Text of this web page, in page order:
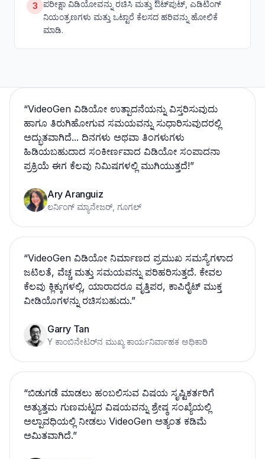
3 ಪರೀಕ್ಷಾ ವಿಡಿಯೋವನ್ನು ರಚಿಸಿ ಮತ್ತು ಔಟ್‌ಪುಟ್, ಎಡಿಟಿಂಗ್
ನಿಯಂತ್ರಣಗಳು ಮತ್ತು ಒಟ್ಟಾರೆ ಕೆಲಸದ ಹರಿವನ್ನು ಹೋಲಿಕೆ
ಮಾಡಿ.
“VideoGen ವಿಡಿಯೋ ಉತ್ಪಾದನೆಯನ್ನು ವಿಸ್ತರಿಸುವುದು
ಹಾಗೂ ತಿರುಗಿಹೋಗುವ ಸಮಯವನ್ನು ಸುಧಾರಿಸುವುದರಲ್ಲಿ
ಅದ್ಭುತವಾಗಿದೆ... ದಿನಗಳು ಅಥವಾ ತಿಂಗಳುಗಳು
ಹಿಡಿಯಬಹುದಾದ ಸಂಕೀರ್ಣವಾದ ವಿಡಿಯೋ ಸಂಪಾದನಾ
ಪ್ರಕ್ರಿಯೆ ಈಗ ಕೆಲವು ನಿಮಿಷಗಳಲ್ಲಿ ಮುಗಿಯುತ್ತದೆ!”
Ary Aranguiz
ಲರ್ನಿಂಗ್ ಮ್ಯಾನೇಜರ್, ಗೂಗಲ್
“VideoGen ವಿಡಿಯೋ ನಿರ್ಮಾಣದ ಪ್ರಮುಖ ಸಮಸ್ಯೆಗಳಾದ
ಜಟಿಲತೆ, ವೆಚ್ಚ ಮತ್ತು ಸಮಯವನ್ನು ಪರಿಹರಿಸುತ್ತದೆ. ಕೇವಲ
ಕೆಲವು ಕ್ಲಿಕ್ಕುಗಳಲ್ಲಿ, ಯಾರಾದರೂ ವೃತ್ತಿಪರ, ಕಾಪಿರೈಟ್ ಮುಕ್ತ
ವೀಡಿಯೊಗಳನ್ನು ರಚಿಸಬಹುದು.”
Garry Tan
Y ಕಾಂಬಿನೇಟರ್‌ನ ಮುಖ್ಯ ಕಾರ್ಯನಿರ್ವಾಹಕ ಅಧಿಕಾರಿ
“ಬಿಡುಗಡೆ ಮಾಡಲು ಹಂಬಲಿಸುವ ವಿಷಯ ಸೃಷ್ಟಿಕರ್ತರಿಗೆ
ಅತ್ಯುತ್ತಮ ಗುಣಮಟ್ಟದ ವಿಷಯವನ್ನು ಶ್ರೇಷ್ಠ ಸಂಖ್ಯೆಯಲ್ಲಿ
ಅಲ್ಪಾವಧಿಯಲ್ಲಿ ನೀಡಲು VideoGen ಅತ್ಯಂತ ಕಡಿಮೆ
ಅಮಿತವಾಗಿದೆ.”